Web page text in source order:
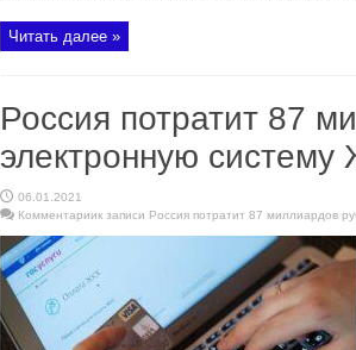
Читать далее »
Россия потратит 87
электронную
06.01.2021
Комментариик записи Россия потратит 87 миллиардов